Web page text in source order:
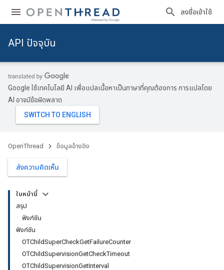
ลงชื่อเข้าใช้
API ปัจจุบัน
Google ใช้เทคโนโลยี AI เพื่อแปลเนื้อหาเป็นภาษาที่คุณต้องการ การแปลโดย
AI อาจมีข้อผิดพลาด
OpenThread ข้อมูลอ้างอิง
ส่งความคิดเห็น
ในหน้านี้
สรุป
ฟังก์ชัน
ฟังก์ชัน
OTChildSuperCheckGetFailureCounter
OTChildSupervisionGetCheckTimeout
OTChildSupervisionGetInterval